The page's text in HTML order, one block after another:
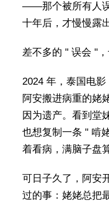
——那个被所有人
十年后，才慢慢露
差不多的 " 误会 "
2024 年，泰国电
阿安搬进病重的姥
因为遗产。看到堂
也想复制一条 " 啃
着看病，满脑子盘
可日子久了，阿安
过的事：姥姥总把